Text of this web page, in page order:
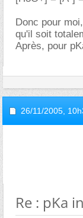
Donc pour
qu'il soit
Après, pour
26/11/2005,
Re : pKa